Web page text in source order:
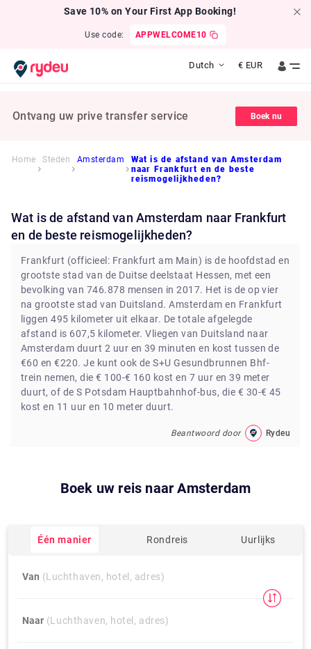
Save 10% on Your First App Booking!
Use code: APPWELCOME10
Dutch € EUR
Ontvang uw prive transfer service Boek nu
Home Steden Amsterdam
Wat is de afstand van Amsterdam
naar Frankfurt en de beste
reismogelijkheden?
Wat is de afstand van Amsterdam naar Frankfurt
en de beste reismogelijkheden?
Frankfurt (officieel: Frankfurt am Main) is de hoofdstad en
grootste stad van de Duitse deelstaat Hessen, met een
bevolking van 746.878 mensen in 2017. Het is de op vier
na grootste stad van Duitsland. Amsterdam en Frankfurt
liggen 495 kilometer uit elkaar. De totale afgelegde
afstand is 607,5 kilometer. Vliegen van Duitsland naar
Amsterdam duurt 2 uur en 39 minuten en kost tussen de
€60 en €220. Je kunt ook de S+U Gesundbrunnen Bhf-
trein nemen, die € 100-€ 160 kost en 7 uur en 39 meter
duurt, of de S Potsdam Hauptbahnhof-bus, die € 30-€ 45
kost en 11 uur en 10 meter duurt.
Beantwoord door Rydeu
Boek uw reis naar Amsterdam
Één manier Rondreis Uurlijks
Van (Luchthaven, hotel, adres)
Naar (Luchthaven, hotel, adres)